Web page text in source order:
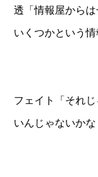
透「情報屋から
いくつかという情
フェイト「それ
いんじゃないかな